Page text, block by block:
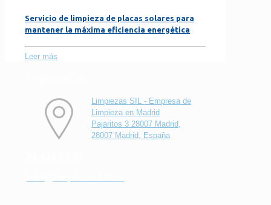
Servicio de limpieza de placas solares para
mantener la máxima eficiencia energética
Leer más
Limpiezas SIL - Empresa de
Limpieza en Madrid
Pajaritos 3 28007 Madrid,
28007 Madrid, España